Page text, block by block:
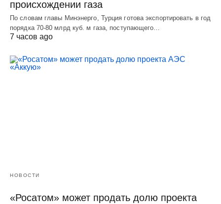
происхождении газа
По словам главы Минэнерго, Турция готова экспортировать в год
порядка 70-80 млрд куб. м газа, поступающего…
7 часов ago
НОВОСТИ
«Росатом» может продать долю проекта